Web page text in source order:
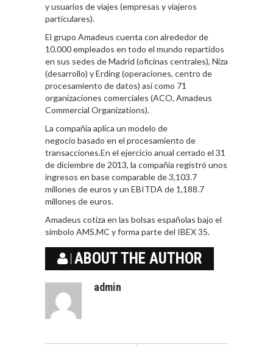
y usuarios de viajes (empresas y viajeros
particulares).
El grupo Amadeus cuenta con alrededor de
10.000 empleados en todo el mundo repartidos
en sus sedes de Madrid (oficinas centrales), Niza
(desarrollo) y Erding (operaciones, centro de
procesamiento de datos) así como 71
organizaciones comerciales (ACO, Amadeus
Commercial Organizations).
La compañía aplica un modelo de
negocio basado en el procesamiento de
transacciones.En el ejercicio anual cerrado el 31
de diciembre de 2013, la compañía registró unos
ingresos en base comparable de 3,103.7
millones de euros y un EBITDA de 1,188.7
millones de euros.
Amadeus cotiza en las bolsas españolas bajo el
símbolo AMS.MC y forma parte del IBEX 35.
ABOUT THE AUTHOR
admin